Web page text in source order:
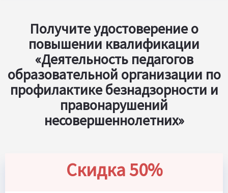
Получите удостоверение о
повышении квалификации
«Деятельность педагогов
образовательной организации по
профилактике безнадзорности и
правонарушений
несовершеннолетних»
Скидка 50%